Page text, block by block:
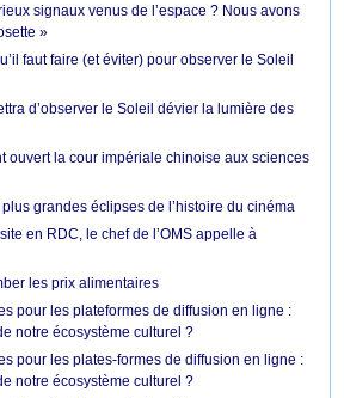
signaux venus de l’espace ? Nous avons
»
faut faire (et éviter) pour observer le Soleil
d’observer le Soleil dévier la lumière des
ouvert la cour impériale chinoise aux sciences
grandes éclipses de l’histoire du cinéma
en RDC, le chef de l’OMS appelle à
les prix alimentaires
pour les plateformes de diffusion en ligne :
notre écosystème culturel ?
pour les plates-formes de diffusion en ligne :
notre écosystème culturel ?